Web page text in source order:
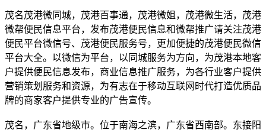
茂名茂港微同城，茂港百事通，茂港微姐，茂港微生活，茂港
微帮便民信息平台，发布茂港便民信息和微帮推广请关注茂港
便民平台微信号、茂港便民服务号，更加便捷的茂港便民微信
平台大全。以微信为平台，以同城服务为方向，为茂港本地客
户提供便民信息发布，商业信息推广服务，为各行业客户提供
营销策划服务和资源，为有志在于移动互联网时代打造优质品
牌的商家客户提供专业的广告宣传。
茂名，广东省地级市。位于南海之滨，广东省西南部。东接阳